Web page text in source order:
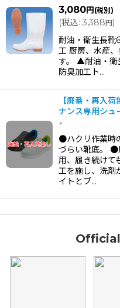
3,080円 (税別)
(税込: 3,388円)
耐油・衛生長靴
工 厨房、水産
す。 ▲耐油・衛
防臭加工ト…
【廃番・再入
ナンス専用シュ
×
●ハクリ作業時
づらい靴底。 ●
用、履き続けて
工を施し、洗剤
イトとブ…